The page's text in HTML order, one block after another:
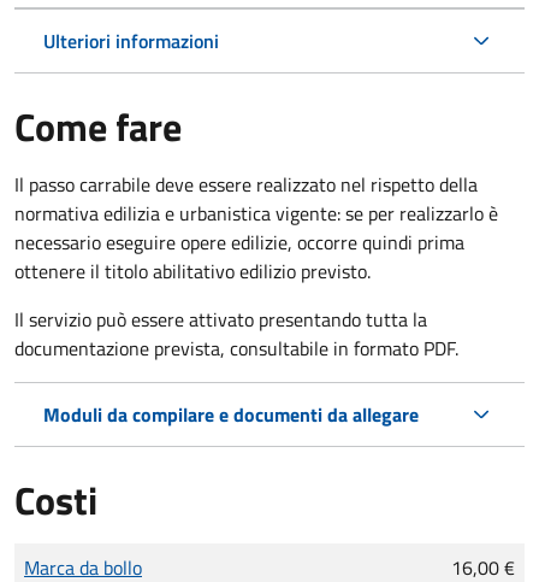
Ulteriori informazioni
Come fare
Il passo carrabile deve essere realizzato nel rispetto della
normativa edilizia e urbanistica vigente: se per realizzarlo è
necessario eseguire opere edilizie, occorre quindi prima
ottenere il titolo abilitativo edilizio previsto.
Il servizio può essere attivato presentando tutta la
documentazione prevista, consultabile in formato PDF.
Moduli da compilare e documenti da allegare
Costi
Tipo di pagamento
Importo
Marca da bollo 16,00 €